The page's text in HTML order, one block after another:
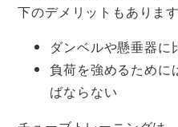
下のデメリットもあります
ダンベルや懸垂器に
負荷を強めるために
ばならない